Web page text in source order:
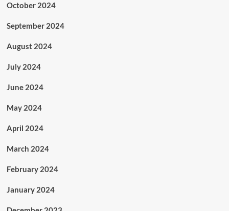
October 2024
September 2024
August 2024
July 2024
June 2024
May 2024
April 2024
March 2024
February 2024
January 2024